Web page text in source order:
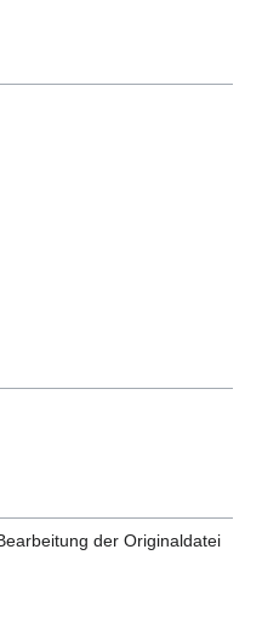
der Originaldatei